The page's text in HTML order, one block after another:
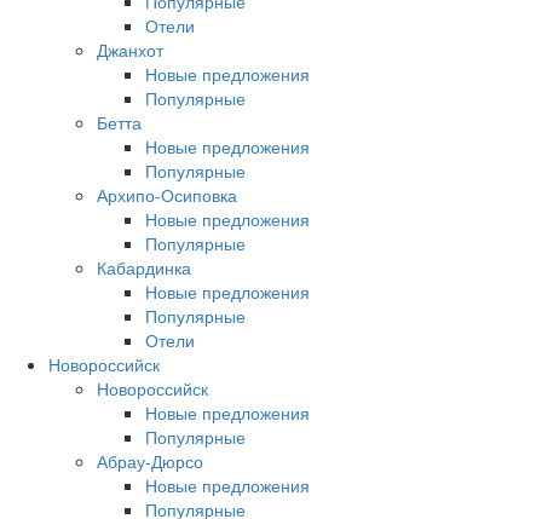
Отели
Джанхот
Новые предложения
Популярные
Бетта
Новые предложения
Популярные
Архипо-Осиповка
Новые предложения
Популярные
Кабардинка
Новые предложения
Популярные
Отели
Новороссийск
Новороссийск
Новые предложения
Популярные
Абрау-Дюрсо
Новые предложения
Популярные